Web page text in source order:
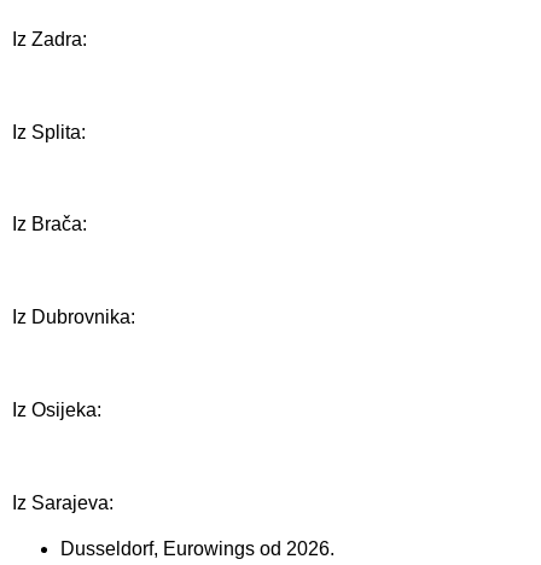
Iz Zadra:
Iz Splita:
Iz Brača:
Iz Dubrovnika:
Iz Osijeka:
Iz Sarajeva:
Dusseldorf, Eurowings od 2026.